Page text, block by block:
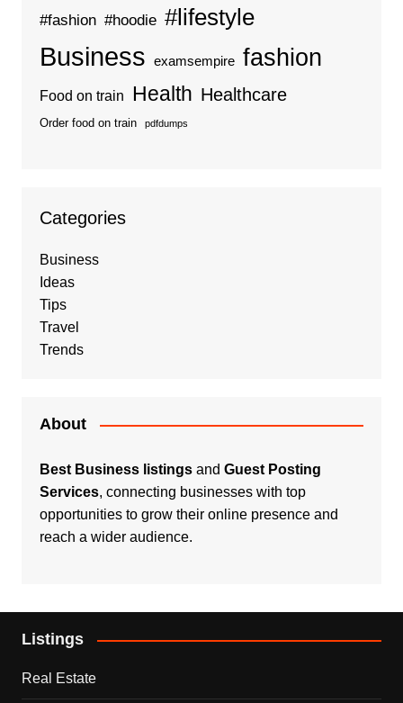
#fashion #hoodie #lifestyle
Business examsempire fashion
Food on train Health Healthcare
Order food on train pdfdumps
Categories
Business
Ideas
Tips
Travel
Trends
About
Best Business listingsand Guest Posting
Services, connecting businesses with top
opportunities to grow their online presence and
reach a wider audience.
Listings
Real Estate